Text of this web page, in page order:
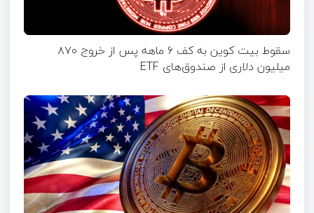
سقوط بیت کوین به کف ۶‌ ماهه پس از خروج ۸۷۰
میلیون دلاری از صندوق‌های ETF